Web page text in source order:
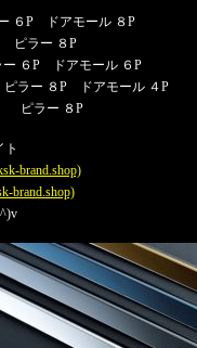
６P ドアモール ８P
ピラー ８P
６P ドアモール ６P
ラー ８P ドアモール ４P
ピラー ８P
ト
brand.shop)
brand.shop)